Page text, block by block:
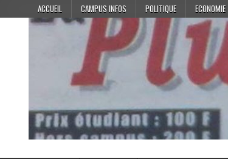
to
ACCUEIL CAMPUS INFOS POLITIQUE ECONOMIE